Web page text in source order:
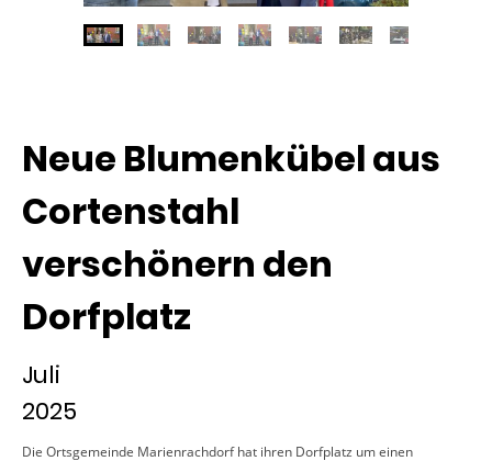
Neue Blumenkübel aus
Cortenstahl
verschönern den
Dorfplatz
Juli
2025
Die Ortsgemeinde Marienrachdorf hat ihren Dorfplatz um einen